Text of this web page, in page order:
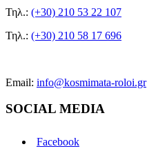
Τηλ.: (+30) 210 53 22 107
Τηλ.: (+30) 210 58 17 696
Email: info@kosmimata-roloi.gr
SOCIAL MEDIA
Facebook